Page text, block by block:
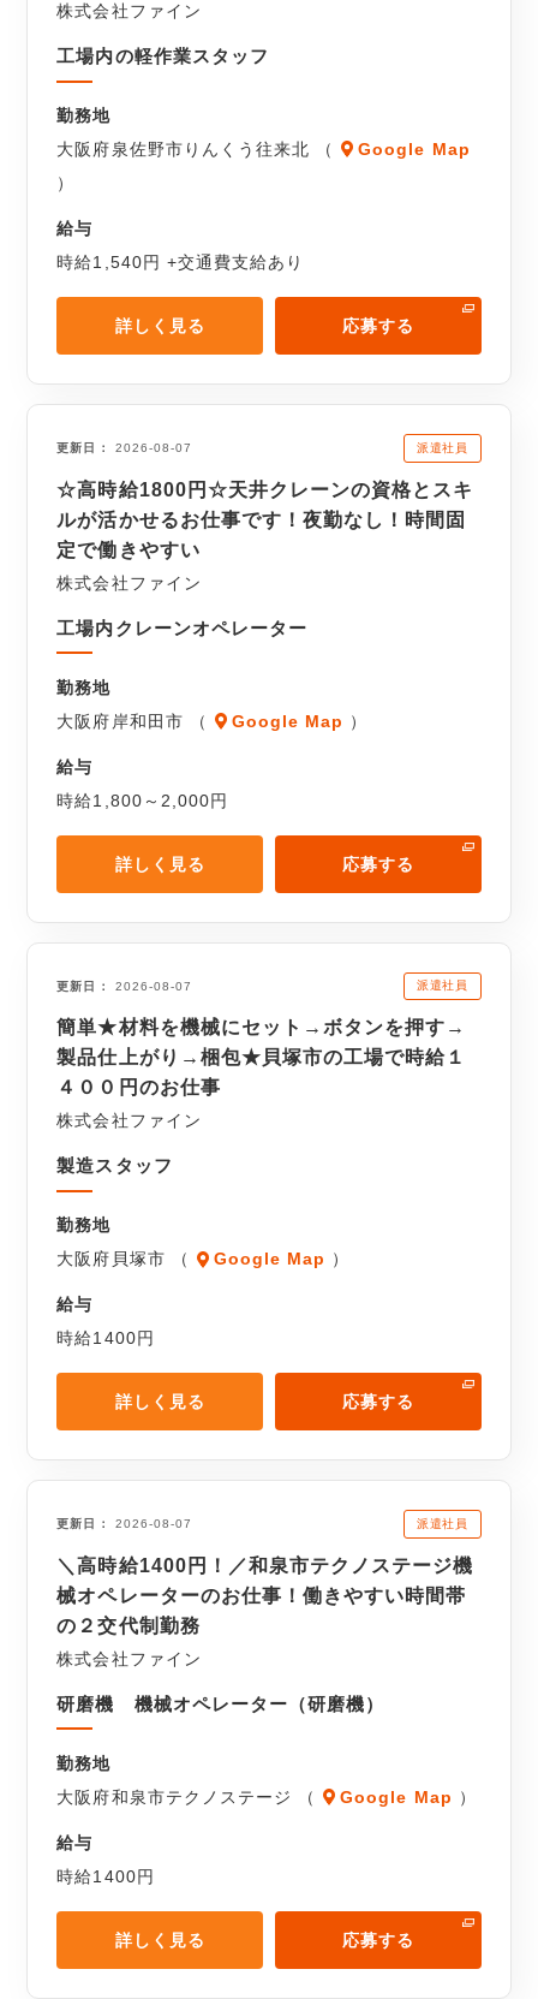
株式会社ファイン
工場内の軽作業スタッフ
勤務地
大阪府泉佐野市りんくう往来北 （
Google Map
）
給与
時給1,540円 +交通費支給あり
詳しく見る 応募する
更新日 2026-08-07 派遣社員
☆高時給1800円☆天井クレーンの資格とスキ
ルが活かせるお仕事です！夜勤なし！時間固
定で働きやすい
株式会社ファイン
工場内クレーンオペレーター
勤務地
大阪府岸和田市 （
Google Map ）
給与
時給1,800～2,000円
詳しく見る 応募する
更新日 2026-08-07 派遣社員
簡単★材料を機械にセット→ボタンを押す→
製品仕上がり→梱包★貝塚市の工場で時給１
４００円のお仕事
株式会社ファイン
製造スタッフ
勤務地
大阪府貝塚市 （
Google Map ）
給与
時給1400円
詳しく見る 応募する
更新日 2026-08-07 派遣社員
＼高時給1400円！／和泉市テクノステージ機
械オペレーターのお仕事！働きやすい時間帯
の２交代制勤務
株式会社ファイン
研磨機 機械オペレーター（研磨機）
勤務地
大阪府和泉市テクノステージ （
Google Map ）
給与
時給1400円
詳しく見る 応募する